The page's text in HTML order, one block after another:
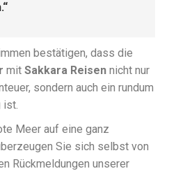
bestätigen, dass die
mit Sakkara Reisen nicht nur
sondern auch ein rundum
ist.
Meer auf eine ganz
Sie sich selbst von
Rückmeldungen unserer